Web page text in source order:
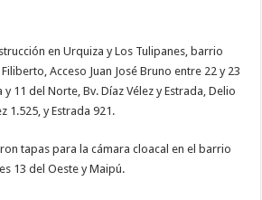
en Urquiza y Los Tulipanes, barrio
Filiberto, Acceso Juan José Bruno entre 22 y 23
11 del Norte, Bv. Díaz Vélez y Estrada, Delio
1.525, y Estrada 921.
tapas para la cámara cloacal en el barrio
13 del Oeste y Maipú.